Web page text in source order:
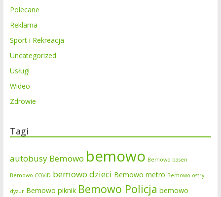
Polecane
Reklama
Sport i Rekreacja
Uncategorized
Usługi
Wideo
Zdrowie
Tagi
autobusy Bemowo bemowo Bemowo basen
Bemowo COVID bemowo dzieci Bemowo metro Bemowo ostry
dyżur Bemowo piknik Bemowo Policja bemowo